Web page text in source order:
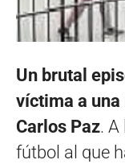
Un brutal
víctima a una
Carlos Paz.
fútbol al que